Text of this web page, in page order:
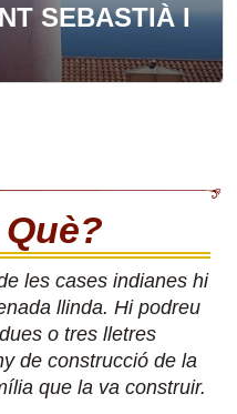
SEBASTIÀ I
les cases indianes hi
llinda. Hi podreu
o tres lletres
de construcció de la
que la va construir.